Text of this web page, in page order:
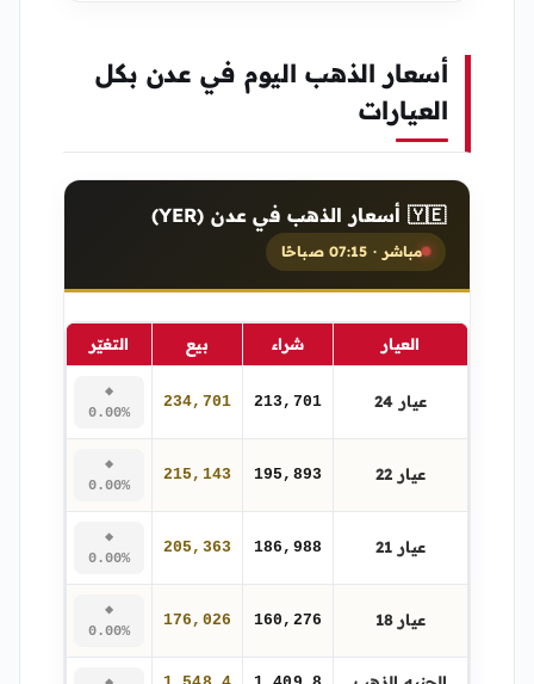
أسعار الذهب اليوم في عدن بكل
العيارات
🇾🇪 أسعار الذهب في عدن (YER)
مباشر · 07:15 صباحًا
العيار شراء بيع التغيّر
عيار 24 213,701
234,701
◆
0.00%
عيار 22 195,893
215,143
◆
0.00%
عيار 21 186,988
205,363
◆
0.00%
عيار 18 160,276
176,026
◆
0.00%